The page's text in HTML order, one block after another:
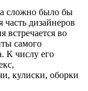
сложно было бы
дизайнеров
встречается во
самого
К числу его
кулиски, оборки